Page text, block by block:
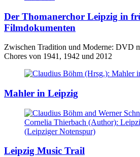
Der Thomanerchor Leipzig in
Filmdokumenten
Zwischen Tradition und Moderne: DVD
Chores von 1941, 1942 und 2012
Mahler in Leipzig
Leipzig Music Trail